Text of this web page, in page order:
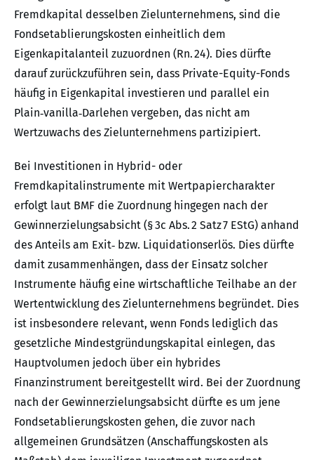
Fremdkapital desselben Zielunternehmens, sind die
Fondsetablierungskosten einheitlich dem
Eigenkapitalanteil zuzuordnen (Rn. 24). Dies dürfte
darauf zurückzuführen sein, dass Private-Equity-Fonds
häufig in Eigenkapital investieren und parallel ein
Plain‑vanilla‑Darlehen vergeben, das nicht am
Wertzuwachs des Zielunternehmens partizipiert.
Bei Investitionen in Hybrid- oder
Fremdkapitalinstrumente mit Wertpapiercharakter
erfolgt laut BMF die Zuordnung hingegen nach der
Gewinnerzielungsabsicht (§ 3c Abs. 2 Satz 7 EStG) anhand
des Anteils am Exit‑ bzw. Liquidationserlös. Dies dürfte
damit zusammenhängen, dass der Einsatz solcher
Instrumente häufig eine wirtschaftliche Teilhabe an der
Wertentwicklung des Zielunternehmens begründet. Dies
ist insbesondere relevant, wenn Fonds lediglich das
gesetzliche Mindestgründungskapital einlegen, das
Hauptvolumen jedoch über ein hybrides
Finanzinstrument bereitgestellt wird. Bei der Zuordnung
nach der Gewinnerzielungsabsicht dürfte es um jene
Fondsetablierungskosten gehen, die zuvor nach
allgemeinen Grundsätzen (Anschaffungskosten als